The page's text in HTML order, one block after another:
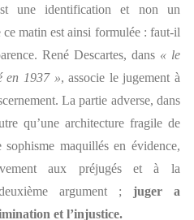
une identification et non un
ce matin est ainsi formulée : faut-il
René Descartes, dans « le
en 1937 », associe le jugement à
La partie adverse, dans
qu’une architecture fragile de
maquillés en évidence,
aux préjugés et à la
argument ; juger a
et l’injustice.